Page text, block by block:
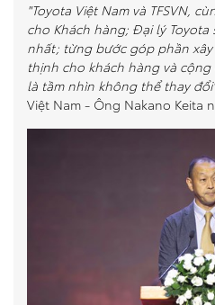
"Toyota Việt Nam và TFSVN,
cho Khách hàng; Đại lý
nhất; từng bước góp phần
thịnh cho khách hàng và
là tầm nhìn không thể thay
Việt Nam - Ông Nakano Keita